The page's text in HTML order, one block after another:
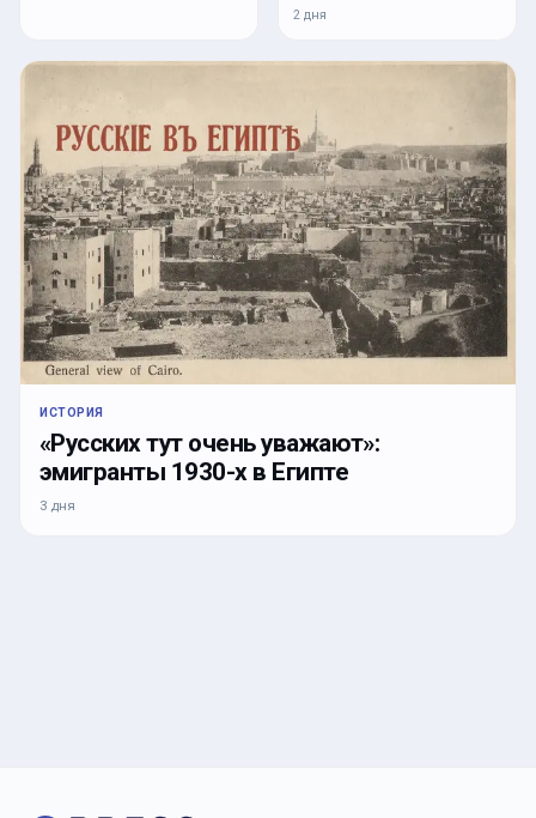
2 дня
ИСТОРИЯ
«Русских тут очень уважают»:
эмигранты 1930-х в Египте
3 дня